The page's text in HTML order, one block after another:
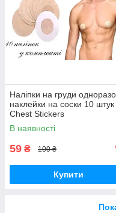
Наліпки на груди
наклейки на соски 10 штук
Chest Stickers
В наявності
59 ₴ 100 ₴
Купити